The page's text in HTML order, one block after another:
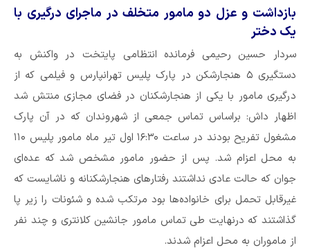
بازداشت و عزل دو مامور متخلف در ماجرای درگیری با
یک دختر
سردار حسین رحیمی فرمانده انتظامی پایتخت در واکنش به
دستگیری ۵ هنجارشکن در پارک پلیس تهرانپارس و فیلمی که از
درگیری مامور با یکی از هنجارشکنان در فضای مجازی منتش شد
اظهار داش: براساس تماس جمعی از شهروندان که در آن پارک
مشغول تفریح بودند در ساعت ۱۶:۳۰ اول تیر ماه مامور پلیس ۱۱۰
به محل اعزام شد. پس از حضور مامور مشخص شد که عده‌ای
جوان که حالت عادی نداشتند رفتارهای هنجارشکنانه و ناشایست که
غیرقابل تحمل برای خانواده‌ها بود مرتکب شده و شئونات را زیر پا
گذاشتند که درنهایت طی تماس مامور جانشین کلانتری و چند نفر
از ماموران به محل اعزام شدند.